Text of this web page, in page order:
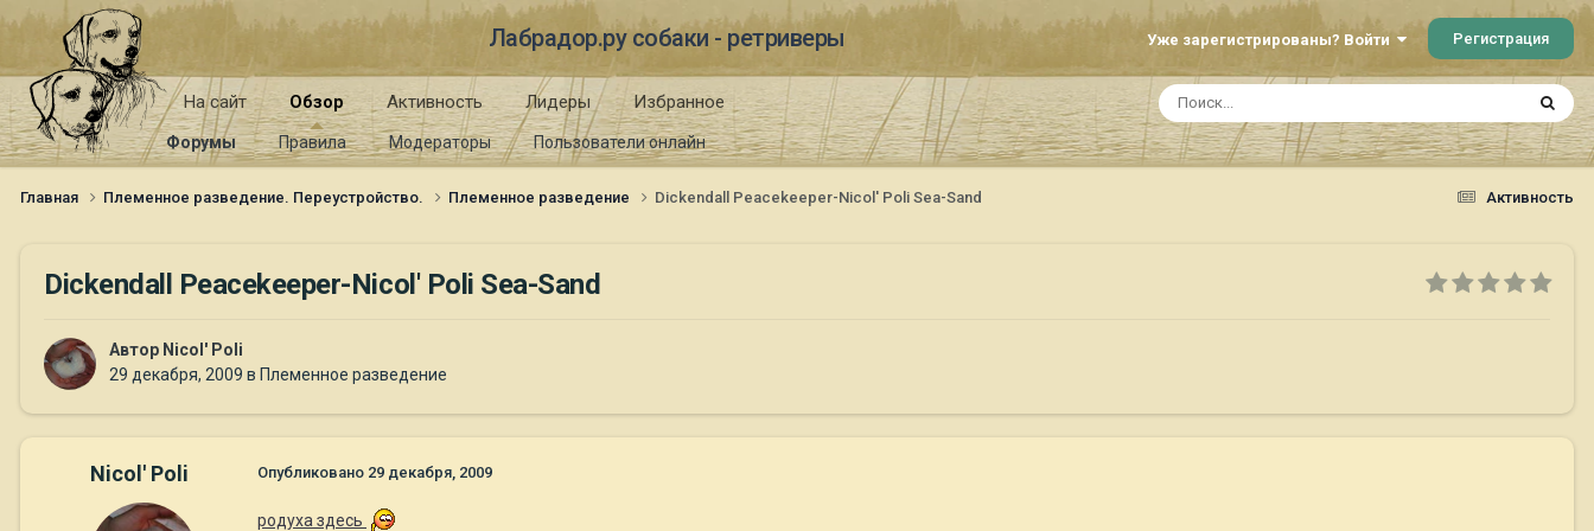
Лабрадор.ру собаки - ретриверы Уже зарегистрированы? Войти Регистрация
На сайт Обзор
Форумы Правила Модераторы Пользователи онлайн
Активность Лидеры Избранное
Активность
Главная Племенное разведение. Переустройство. Племенное разведение Dickendall Peacekeeper-Nicol' Poli Sea-Sand
Dickendall Peacekeeper-Nicol' Poli Sea-Sand
Автор Nicol' Poli
29 декабря, 2009 в Племенное разведение
Nicol' Poli Опубликовано 29 декабря, 2009
родуха здесь